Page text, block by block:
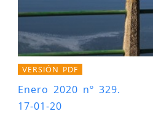
VERSIÓN PDF
Enero 2020 nº 329.
17-01-20